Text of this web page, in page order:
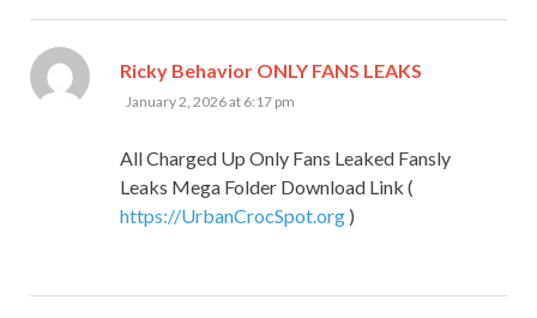
Ricky Behavior ONLY FANS LEAKS
January 2, 2026 at 6:17 pm
All Charged Up Only Fans Leaked Fansly
Leaks Mega Folder Download Link (
https://UrbanCrocSpot.org )